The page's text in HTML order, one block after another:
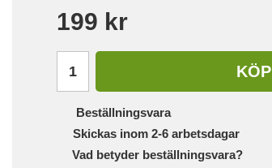
199 kr
KÖP
Beställningsvara
Skickas inom 2-6 arbetsdagar
Vad betyder beställningsvara?